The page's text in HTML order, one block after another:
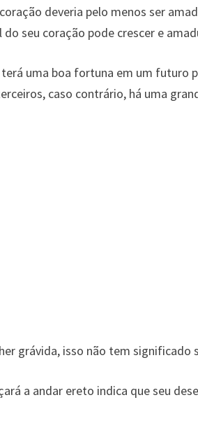
deveria pelo menos ser
seu coração pode crescer e
uma boa fortuna em um futuro
caso contrário, há uma
grávida, isso não tem significado
a andar ereto indica que seu